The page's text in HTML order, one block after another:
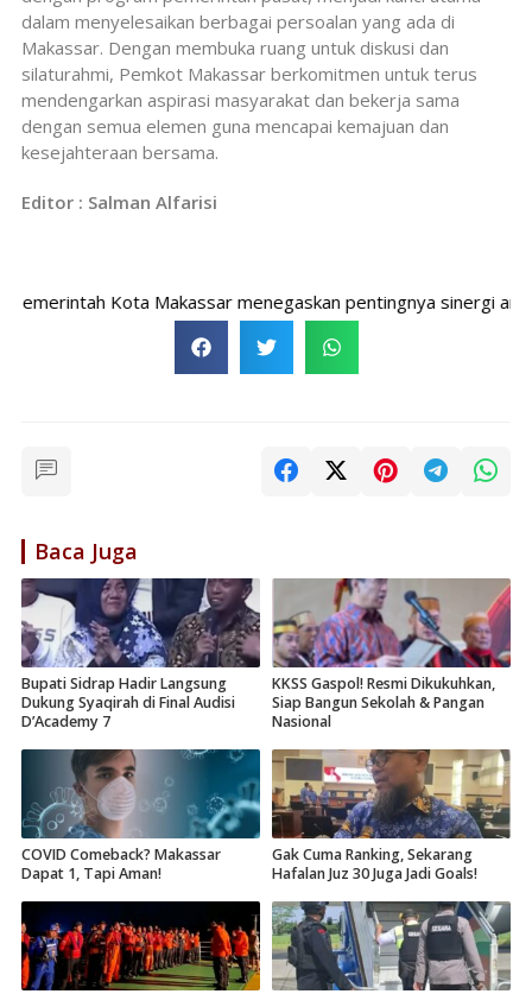
dalam menyelesaikan berbagai persoalan yang ada di
Makassar. Dengan membuka ruang untuk diskusi dan
silaturahmi, Pemkot Makassar berkomitmen untuk terus
mendengarkan aspirasi masyarakat dan bekerja sama
dengan semua elemen guna mencapai kemajuan dan
kesejahteraan bersama.
Editor : Salman Alfarisi
Kota Makassar menegaskan pentingnya sinergi antara
Baca Juga
Bupati Sidrap Hadir Langsung
Dukung Syaqirah di Final Audisi
D’Academy 7
KKSS Gaspol! Resmi Dikukuhkan,
Siap Bangun Sekolah & Pangan
Nasional
COVID Comeback? Makassar
Dapat 1, Tapi Aman!
Gak Cuma Ranking, Sekarang
Hafalan Juz 30 Juga Jadi Goals!